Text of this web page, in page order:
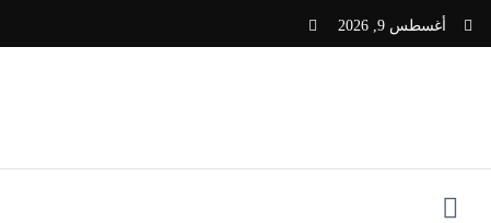
التجاوز
أغسطس 9, 2026